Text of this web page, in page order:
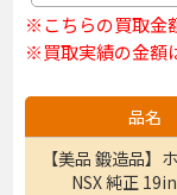
※こちらの買取金
※買取実績の金額
品名
【美品 鍛造品】
NSX 純正